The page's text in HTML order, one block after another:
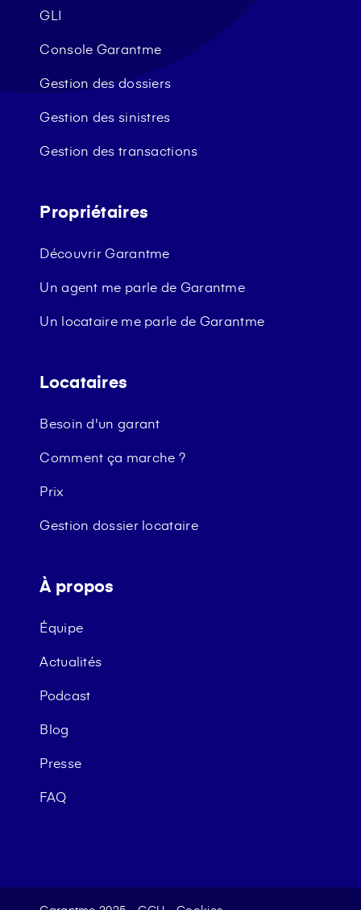
GLI
Console Garantme
Gestion des dossiers
Gestion des sinistres
Gestion des transactions
Propriétaires
Découvrir Garantme
Un agent me parle de Garantme
Un locataire me parle de Garantme
Locataires
Besoin d'un garant
Comment ça marche ?
Prix
Gestion dossier locataire
À propos
Équipe
Actualités
Podcast
Blog
Presse
FAQ